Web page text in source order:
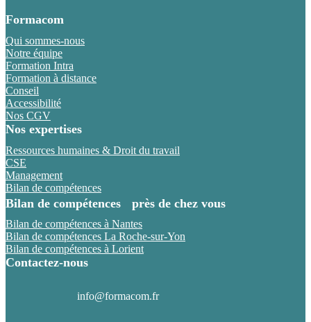
Formacom
Qui sommes-nous
Notre équipe
Formation Intra
Formation à distance
Conseil
Accessibilité
Nos CGV
Nos expertises
Ressources humaines & Droit du travail
CSE
Management
Bilan de compétences
Bilan de compétences près de chez vous
Bilan de compétences à Nantes
Bilan de compétences La Roche-sur-Yon
Bilan de compétences à Lorient
Contactez-nous
info@formacom.fr